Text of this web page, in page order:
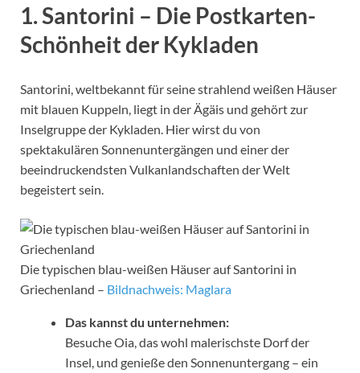
1.Santorini – Die Postkarten-
Schönheit der Kykladen
Santorini, weltbekannt für seine strahlend weißen Häuser
mit blauen Kuppeln, liegt in der Ägäis und gehört zur
Inselgruppe der Kykladen. Hier wirst du von
spektakulären Sonnenuntergängen und einer der
beeindruckendsten Vulkanlandschaften der Welt
begeistert sein.
Die typischen blau-weißen Häuser auf Santorini in
Griechenland – Bildnachweis: Maglara
Das kannst du unternehmen:
Besuche Oia, das wohl malerischste Dorf der
Insel, und genieße den Sonnenuntergang – ein